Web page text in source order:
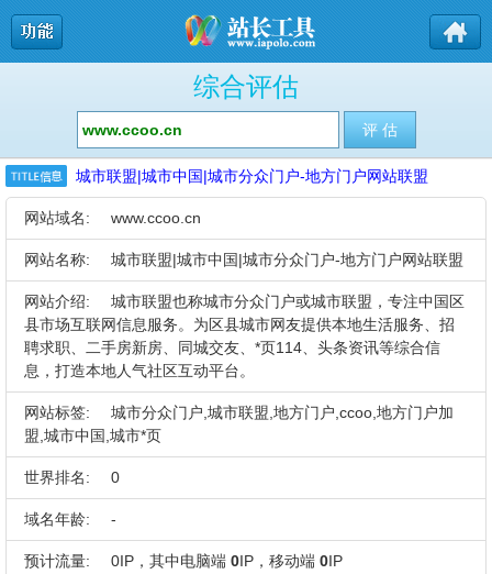
综合评估
城市联盟|城市中国|城市分众门户-地方门户网站联盟
网站域名: www.ccoo.cn
网站名称: 城市联盟|城市中国|城市分众门户-地方门户网站联盟
网站介绍:
城市联盟也称城市分众门户或城市联盟，专注中国区
县市场互联网信息服务。为区县城市网友提供本地生活服务、招
聘求职、二手房新房、同城交友、*页114、头条资讯等综合信
息，打造本地人气社区互动平台。
网站标签:
城市分众门户,城市联盟,地方门户,ccoo,地方门户加
盟,城市中国,城市*页
世界排名: 0
域名年龄: -
预计流量: 0IP，其中电脑端 0IP，移动端 0IP